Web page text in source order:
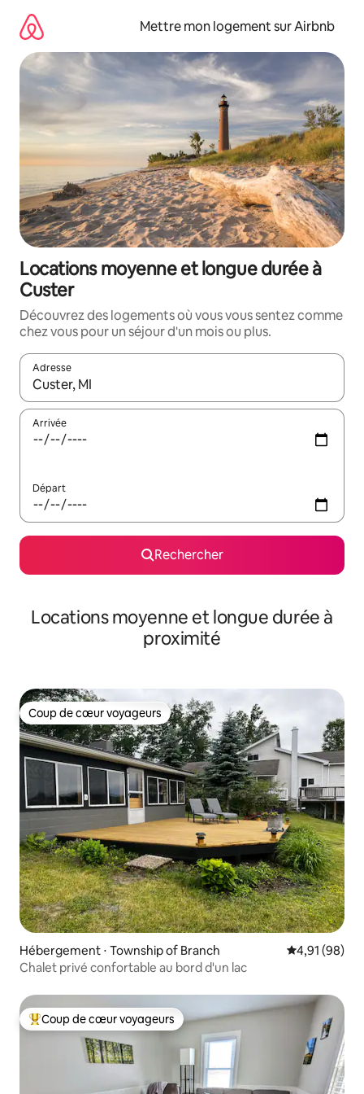
directement
contenu
Mettre mon logement sur Airbnb
Locations moyenne et longue durée à
Custer
Découvrez des logements où vous vous sentez comme
chez vous pour un séjour d'un mois ou plus.
Adresse
Lorsque les résultats s'affichent, utilisez les flèches vers le
Arrivée
Départ
Rechercher
Locations moyenne et longue durée à
proximité
Coup de cœur voyageurs
Coup de cœur voyageurs
Hébergement ⋅ Township of Branch Évaluation
4,91 (98)
Chalet privé confortable au bord d'un lac
Coups de cœur voyageurs les plus appréciés
Coup de cœur voyageurs